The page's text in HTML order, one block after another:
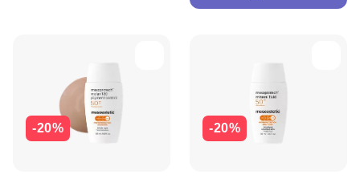
-20% -20%